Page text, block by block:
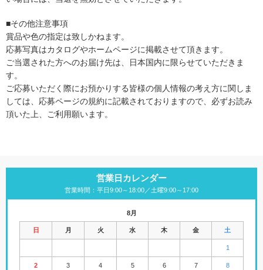
■その他注意事項
賞品や色の指定は致しかねます。
応募写真はカタログやホームページに掲載させて頂きます。
ご当選された方へのお届け先は、日本国内に限らせていただきま
す。
ご応募いただく際にお預かりする皆様の個人情報の考え方に関しま
しては、応募ページの規約に記載されておりますので、必ずお読み
頂いた上、ご利用願います。
営業日カレンダー
営業時間：平日9:00～18:00／土曜9:00～17:00
8月
日 月 火 水 木 金 土
1
2 3 4 5 6 7 8